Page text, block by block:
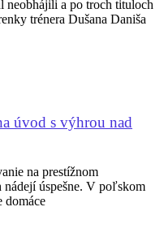
neobhájili a po troch tituloch
trénera Dušana Daniša
úvod s výhrou nad
na prestížnom
úspešne. V poľskom
domáce